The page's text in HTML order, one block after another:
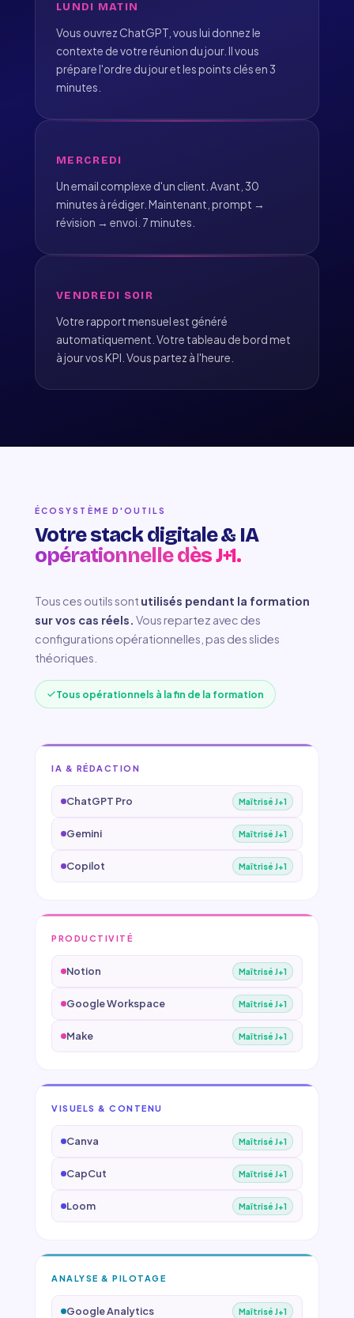
LUNDI MATIN
Vous ouvrez ChatGPT, vous lui donnez le
contexte de votre réunion du jour. Il vous
prépare l'ordre du jour et les points clés en 3
minutes.
MERCREDI
Un email complexe d'un client. Avant, 30
minutes à rédiger. Maintenant, prompt →
révision → envoi. 7 minutes.
VENDREDI SOIR
Votre rapport mensuel est généré
automatiquement. Votre tableau de bord met
à jour vos KPI. Vous partez à l'heure.
ÉCOSYSTÈME D'OUTILS
Votre stack digitale & IA
opérationnelle dès J+1.
Tous ces outils sont utilisés pendant la formation
sur vos cas réels. Vous repartez avec des
configurations opérationnelles, pas des slides
théoriques.
Tous opérationnels à la fin de la formation
IA & RÉDACTION
ChatGPT Pro Maîtrisé J+1
Gemini Maîtrisé J+1
Copilot Maîtrisé J+1
PRODUCTIVITÉ
Notion Maîtrisé J+1
Google Workspace Maîtrisé J+1
Make Maîtrisé J+1
VISUELS & CONTENU
Canva Maîtrisé J+1
CapCut Maîtrisé J+1
Loom Maîtrisé J+1
ANALYSE & PILOTAGE
Google Analytics Maîtrisé J+1